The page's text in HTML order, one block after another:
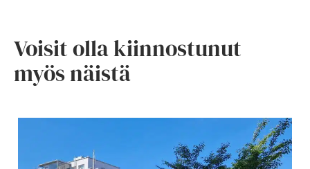
Voisit olla kiinnostunut
myös näistä